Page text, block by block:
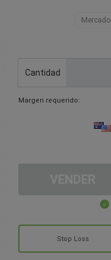
Mercado
Cantidad
Margen requerido:
Stop Loss